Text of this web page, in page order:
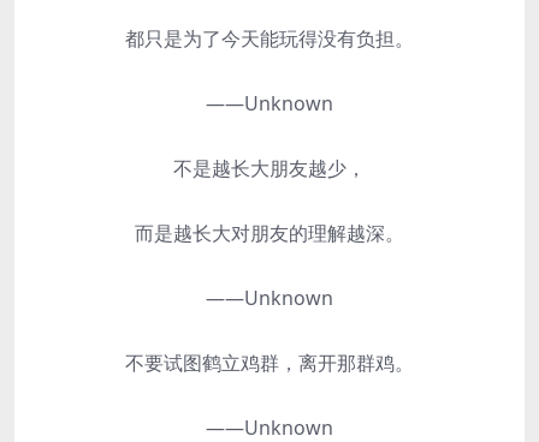
都只是为了今天能玩得没有负担。
——Unknown
不是越长大朋友越少，
而是越长大对朋友的理解越深。
——Unknown
不要试图鹤立鸡群，离开那群鸡。
——Unknown